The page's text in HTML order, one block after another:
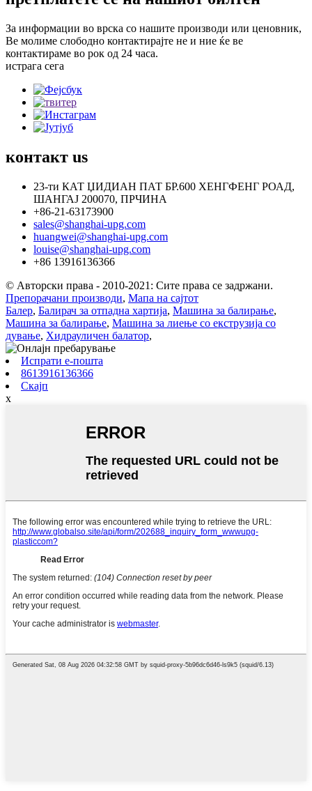
За информации во врска со нашите производи или ценовник,
Ве молиме слободно контактирајте не и ние ќе ве
контактираме во рок од 24 часа.
истрага сега
контакт us
23-ти КАТ ЏИДИАН ПАТ БР.600 ХЕНГФЕНГ РОАД,
ШАНГАЈ 200070, ПРЧИНА
+86-21-63173900
sales@shanghai-upg.com
huangwei@shanghai-upg.com
louise@shanghai-upg.com
+86 13916136366
© Авторски права - 2010-2021: Сите права се задржани.
Препорачани производи, Мапа на сајтот
Балер, Балирач за отпадна хартија, Машина за балирање,
Машина за балирање, Машина за лиење со екструзија со
дување, Хидрауличен балатор,
Испрати е-пошта
8613916136366
Скајп
x